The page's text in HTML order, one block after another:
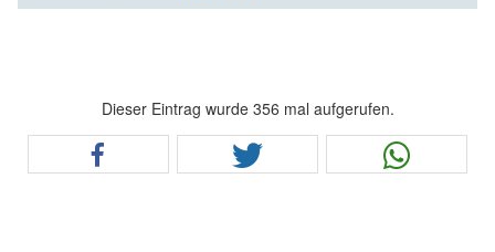
Dieser Eintrag wurde 356 mal aufgerufen.